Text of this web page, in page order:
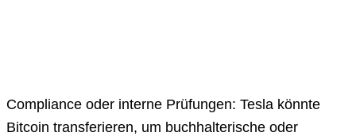
Compliance oder interne Prüfungen: Tesla könnte
Bitcoin transferieren, um buchhalterische oder